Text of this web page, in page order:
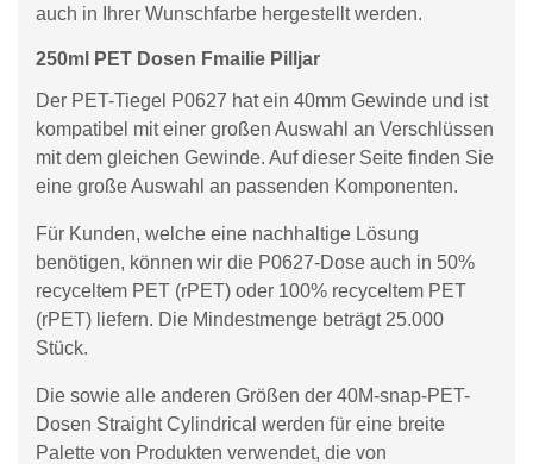
auch in Ihrer Wunschfarbe hergestellt werden.
250ml PET Dosen Fmailie Pilljar
Der PET-Tiegel P0627 hat ein 40mm Gewinde und ist
kompatibel mit einer großen Auswahl an Verschlüssen
mit dem gleichen Gewinde. Auf dieser Seite finden Sie
eine große Auswahl an passenden Komponenten.
Für Kunden, welche eine nachhaltige Lösung
benötigen, können wir die P0627-Dose auch in 50%
recyceltem PET (rPET) oder 100% recyceltem PET
(rPET) liefern. Die Mindestmenge beträgt 25.000
Stück.
Die sowie alle anderen Größen der 40M-snap-PET-
Dosen Straight Cylindrical werden für eine breite
Palette von Produkten verwendet, die von